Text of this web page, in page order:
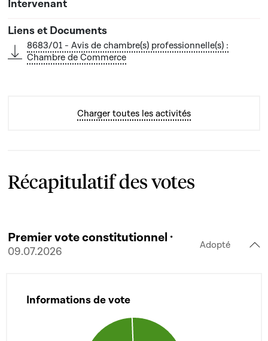
8683/01 - Avis de chambre(s) professionnelle(s) :
Chambre de Commerce
Charger toutes les activités
Récapitulatif des votes
Premier vote constitutionnel ·
09.07.2026
Adopté
Informations de vote